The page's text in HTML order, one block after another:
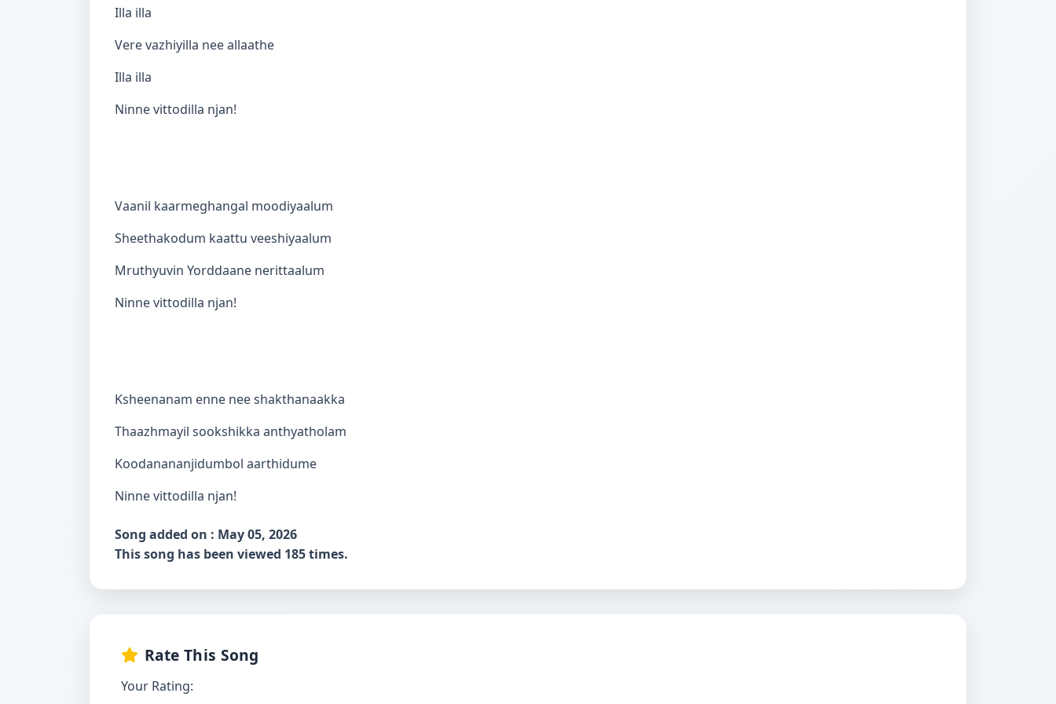
Illa illa
Vere vazhiyilla nee allaathe
Illa illa
Ninne vittodilla njan!
Vaanil kaarmeghangal moodiyaalum
Sheethakodum kaattu veeshiyaalum
Mruthyuvin Yorddaane nerittaalum
Ninne vittodilla njan!
Ksheenanam enne nee shakthanaakka
Thaazhmayil sookshikka anthyatholam
Koodanananjidumbol aarthidume
Ninne vittodilla njan!
Song added on : May 05, 2026
This song has been viewed 185 times.
Rate This Song
Your Rating: